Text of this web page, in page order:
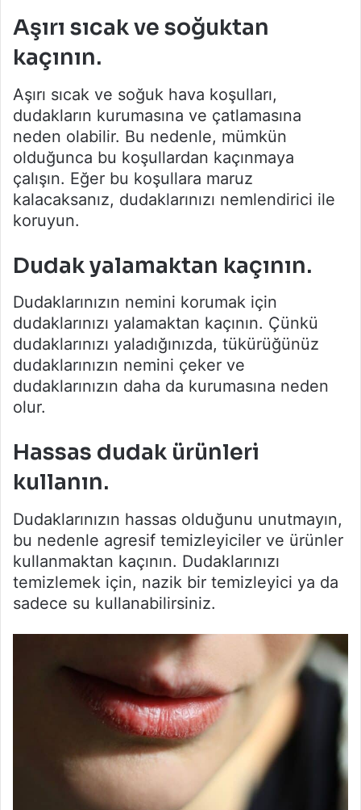
Aşırı sıcak ve soğuktan
kaçının.
Aşırı sıcak ve soğuk hava koşulları,
dudakların kurumasına ve çatlamasına
neden olabilir. Bu nedenle, mümkün
olduğunca bu koşullardan kaçınmaya
çalışın. Eğer bu koşullara maruz
kalacaksanız, dudaklarınızı nemlendirici ile
koruyun.
Dudak yalamaktan kaçının.
Dudaklarınızın nemini korumak için
dudaklarınızı yalamaktan kaçının. Çünkü
dudaklarınızı yaladığınızda, tükürüğünüz
dudaklarınızın nemini çeker ve
dudaklarınızın daha da kurumasına neden
olur.
Hassas dudak ürünleri
kullanın.
Dudaklarınızın hassas olduğunu unutmayın,
bu nedenle agresif temizleyiciler ve ürünler
kullanmaktan kaçının. Dudaklarınızı
temizlemek için, nazik bir temizleyici ya da
sadece su kullanabilirsiniz.